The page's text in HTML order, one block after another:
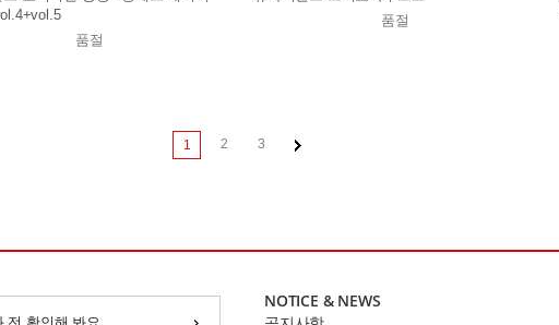
품절
품절
1 2 3
NOTICE & NEWS